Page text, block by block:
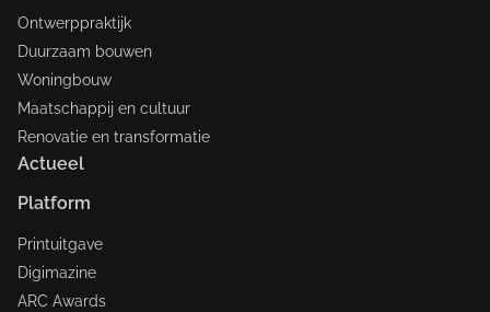
Ontwerppraktijk
Duurzaam bouwen
Woningbouw
Maatschappij en cultuur
Renovatie en transformatie
Actueel
Platform
Printuitgave
Digimazine
ARC Awards